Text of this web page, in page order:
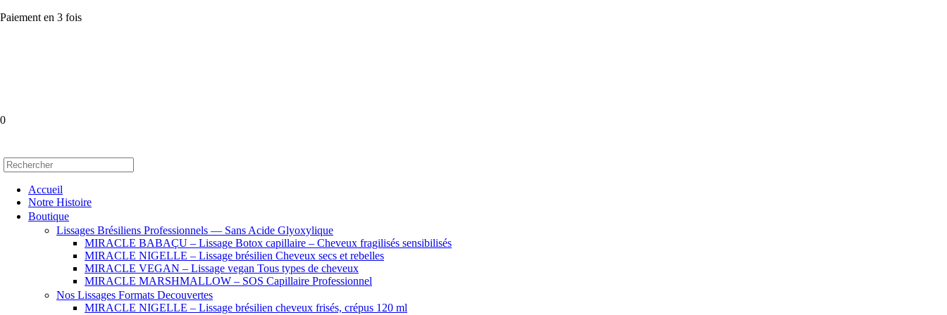
Paiement en 3 fois
0
Accueil
Notre Histoire
Boutique
Lissages Brésiliens Professionnels — Sans Acide Glyoxylique
MIRACLE BABAÇU – Lissage Botox capillaire – Cheveux fragilisés sensibilisés
MIRACLE NIGELLE – Lissage brésilien Cheveux secs et rebelles
MIRACLE VEGAN – Lissage vegan Tous types de cheveux
MIRACLE MARSHMALLOW – SOS Capillaire Professionnel
Nos Lissages Formats Decouvertes
MIRACLE NIGELLE – Lissage brésilien cheveux frisés, crépus 120 ml